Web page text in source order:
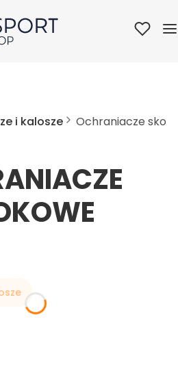
Ulubione
i kalosze Ochraniacze